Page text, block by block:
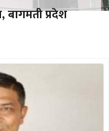
बागमती प्रदेश